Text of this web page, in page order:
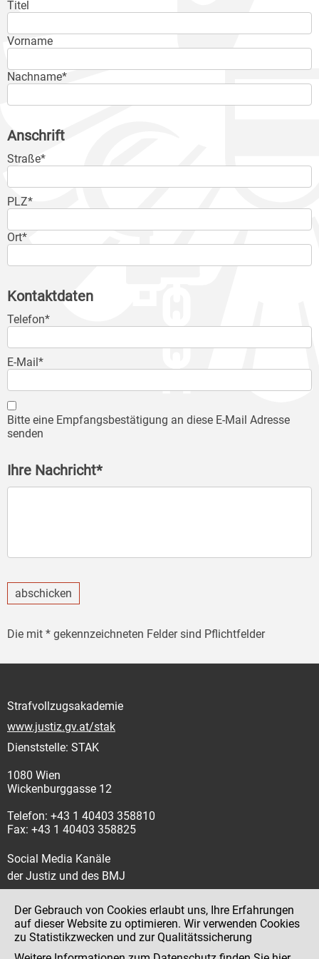
Titel
Vorname
Nachname*
Anschrift
Straße*
PLZ*
Ort*
Kontaktdaten
Telefon*
E-Mail*
Bitte eine Empfangsbestätigung an diese E-Mail Adresse
senden
Ihre Nachricht*
abschicken
Die mit * gekennzeichneten Felder sind Pflichtfelder
Strafvollzugsakademie
www.justiz.gv.at/stak
Dienststelle: STAK
1080 Wien
Wickenburggasse 12
Telefon: +43 1 40403 358810
Fax: +43 1 40403 358825
Social Media Kanäle
der Justiz und des BMJ
Impressum
Der Gebrauch von Cookies erlaubt uns, Ihre Erfahrungen
auf dieser Website zu optimieren. Wir verwenden Cookies
zu Statistikzwecken und zur Qualitätssicherung